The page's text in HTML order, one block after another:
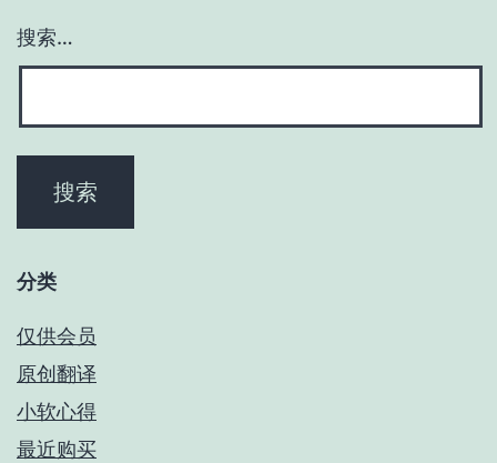
搜索…
分类
仅供会员
原创翻译
小软心得
最近购买